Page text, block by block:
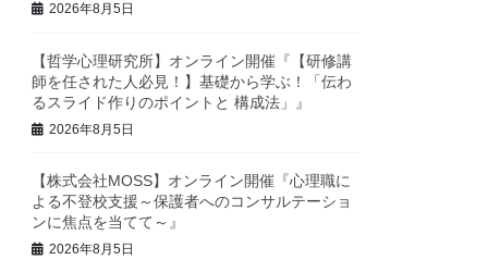
2026年8月5日
【哲学心理研究所】オンライン開催『【研修講
師を任された人必見！】基礎から学ぶ！「伝わ
るスライド作りのポイントと 構成法」』
2026年8月5日
【株式会社MOSS】オンライン開催『心理職に
よる不登校支援～保護者へのコンサルテーショ
ンに焦点を当てて～』
2026年8月5日